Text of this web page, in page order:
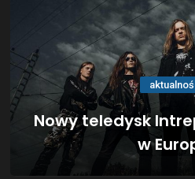
Nowy teledysk
w